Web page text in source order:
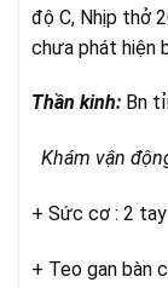
độ C, Nhịp thở
chưa phát hiện
Thần kinh: Bn
Khám vận
+ Sức cơ : 2
+ Teo gan bàn